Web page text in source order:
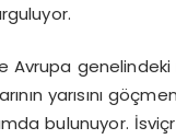
Avrupa
yarısını
bulunuyor.